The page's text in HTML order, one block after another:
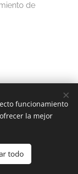
de
reservados.
funcionamiento
la mejor
todo